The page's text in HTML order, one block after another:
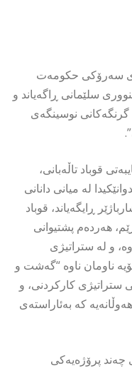
سەرۆکی حکومەت
سلێمانی ڕاگەیاند و
گرنگەکانی نوسینگەی
قوباد تاڵەبانی،
لە میانی دانانی
ڕایگەیاند، قوباد
هەردەم پشتیوانی
و لە ستراتیژی
ناومان ناوە “گەشت و
ستراتیژی کارکردنی، و
کە بەئاراستەی
چەند پرۆژەیەکی